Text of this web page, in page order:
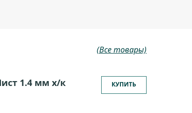
(Все товары)
1.4 мм x/к КУПИТЬ